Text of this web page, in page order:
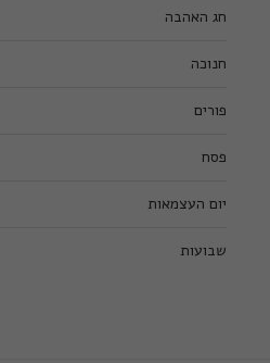
חג האהבה
חנוכה
פורים
פסח
יום העצמאות
שבועות